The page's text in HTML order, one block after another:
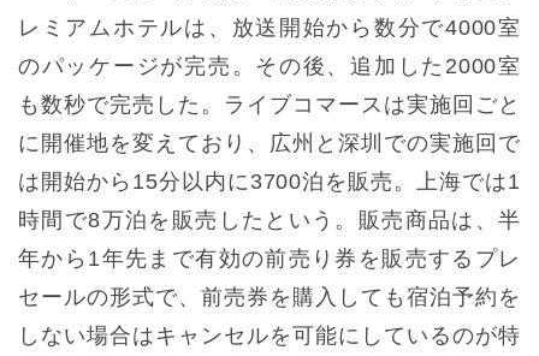
レミアムホテルは、放送開始から数分で4000室
のパッケージが完売。その後、追加した2000室
も数秒で完売した。ライブコマースは実施回ごと
に開催地を変えており、広州と深圳での実施回で
は開始から15分以内に3700泊を販売。上海では1
時間で8万泊を販売したという。販売商品は、半
年から1年先まで有効の前売り券を販売するプレ
セールの形式で、前売券を購入しても宿泊予約を
しない場合はキャンセルを可能にしているのが特